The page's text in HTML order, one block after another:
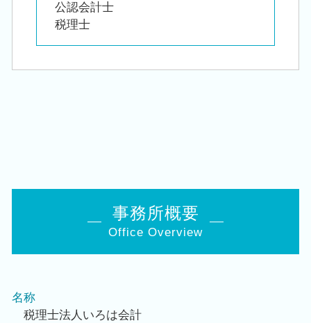
公認会計士
税理士
事務所概要
Office Overview
名称
税理士法人いろは会計